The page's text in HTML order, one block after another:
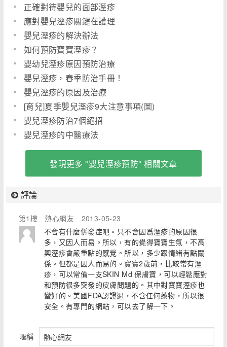
正確對待嬰兒的面部溼疹
應對嬰兒溼疹關鍵在護理
嬰兒溼疹的解決辦法
如何預防寶寶溼疹？
嬰幼兒溼疹原因預防治療
嬰兒溼疹，春季防治手冊！
嬰兒溼疹的原因及治療
[育兒]夏季嬰兒溼疹9大注意事項(圖)
嬰兒溼疹防治7個絕招
嬰兒溼疹的中醫療法
發現更多 "嬰兒溼疹預防" 相關文章
評論
第1樓 熱心網友
2013-05-23
不會有什麼併發症吧。只不會因爲溼疹的原因很
多，又因人而易。所以，有的覺得寶寶生氣，不高
興溼疹會嚴重點的感覺。所以，多少跟情緒有點關
係。但都是因人而易的。寶寶2歲前，比較常有溼
疹，可以常備一支SKIN Md 保膚寶，可以輕鬆應對
和預防很多突發的皮膚問題的。其中對寶寶溼疹也
蠻好的。美國FDA認證過，不含任何藥物，所以很
安全。有專門的網站，可以去了解一下。
暱稱